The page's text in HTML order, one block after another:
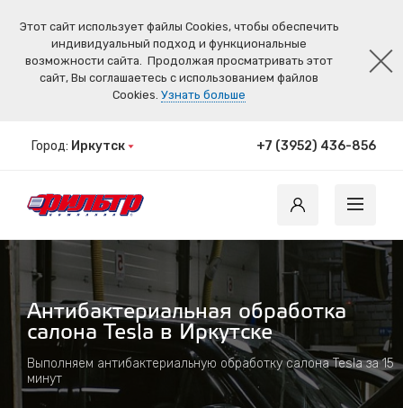
Этот сайт использует файлы Cookies, чтобы обеспечить
индивидуальный подход и функциональные
возможности сайта. Продолжая просматривать этот
сайт, Вы соглашаетесь с использованием файлов
Cookies. Узнать больше
Город: Иркутск +7 (3952) 436-856
Антибактериальная обработка
салона Tesla в Иркутске
Выполняем антибактериальную обработку салона Tesla за 15
минут